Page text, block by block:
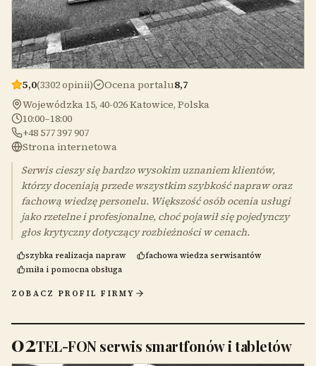
5,0(3302 opinii) Ocena portalu8,7
Wojewódzka 15, 40-026 Katowice, Polska
10:00–18:00
+48 577 397 907
Strona internetowa
Serwis cieszy się bardzo wysokim uznaniem klientów,
którzy doceniają przede wszystkim szybkość napraw oraz
fachową wiedzę personelu. Większość osób ocenia usługi
jako rzetelne i profesjonalne, choć pojawił się pojedynczy
głos krytyczny dotyczący rozbieżności w cenach.
szybka realizacja napraw
fachowa wiedza serwisantów
miła i pomocna obsługa
ZOBACZ PROFIL FIRMY
02TEL-FON serwis smartfonów i tabletów